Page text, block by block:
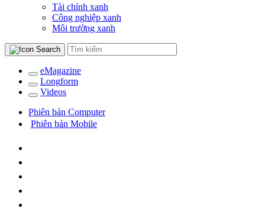
Tài chính xanh
Công nghiệp xanh
Môi trường xanh
eMagazine
Longform
Videos
Phiên bản Computer
Phiên bản Mobile